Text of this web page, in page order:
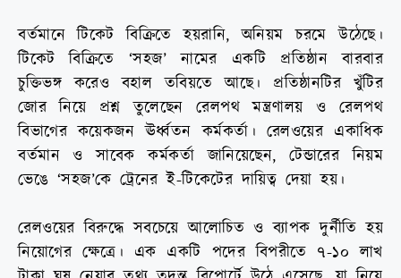
বর্তমানে টিকেট বিক্রিতে হয়রানি, অনিয়ম চরমে উঠেছে।
টিকেট বিক্রিতে ‘সহজ’ নামের একটি প্রতিষ্ঠান বারবার
চুক্তিভঙ্গ করেও বহাল তবিয়তে আছে। প্রতিষ্ঠানটির খুঁটির
জোর নিয়ে প্রশ্ন তুলেছেন রেলপথ মন্ত্রণালয় ও রেলপথ
বিভাগের কয়েকজন ঊর্ধ্বতন কর্মকর্তা। রেলওয়ের একাধিক
বর্তমান ও সাবেক কর্মকর্তা জানিয়েছেন, টেন্ডারের নিয়ম
ভেঙে ‘সহজ’কে ট্রেনের ই-টিকেটের দায়িত্ব দেয়া হয়।
রেলওয়ের বিরুদ্ধে সবচেয়ে আলোচিত ও ব্যাপক দুর্নীতি হয়
নিয়োগের ক্ষেত্রে। এক একটি পদের বিপরীতে ৭-১০ লাখ